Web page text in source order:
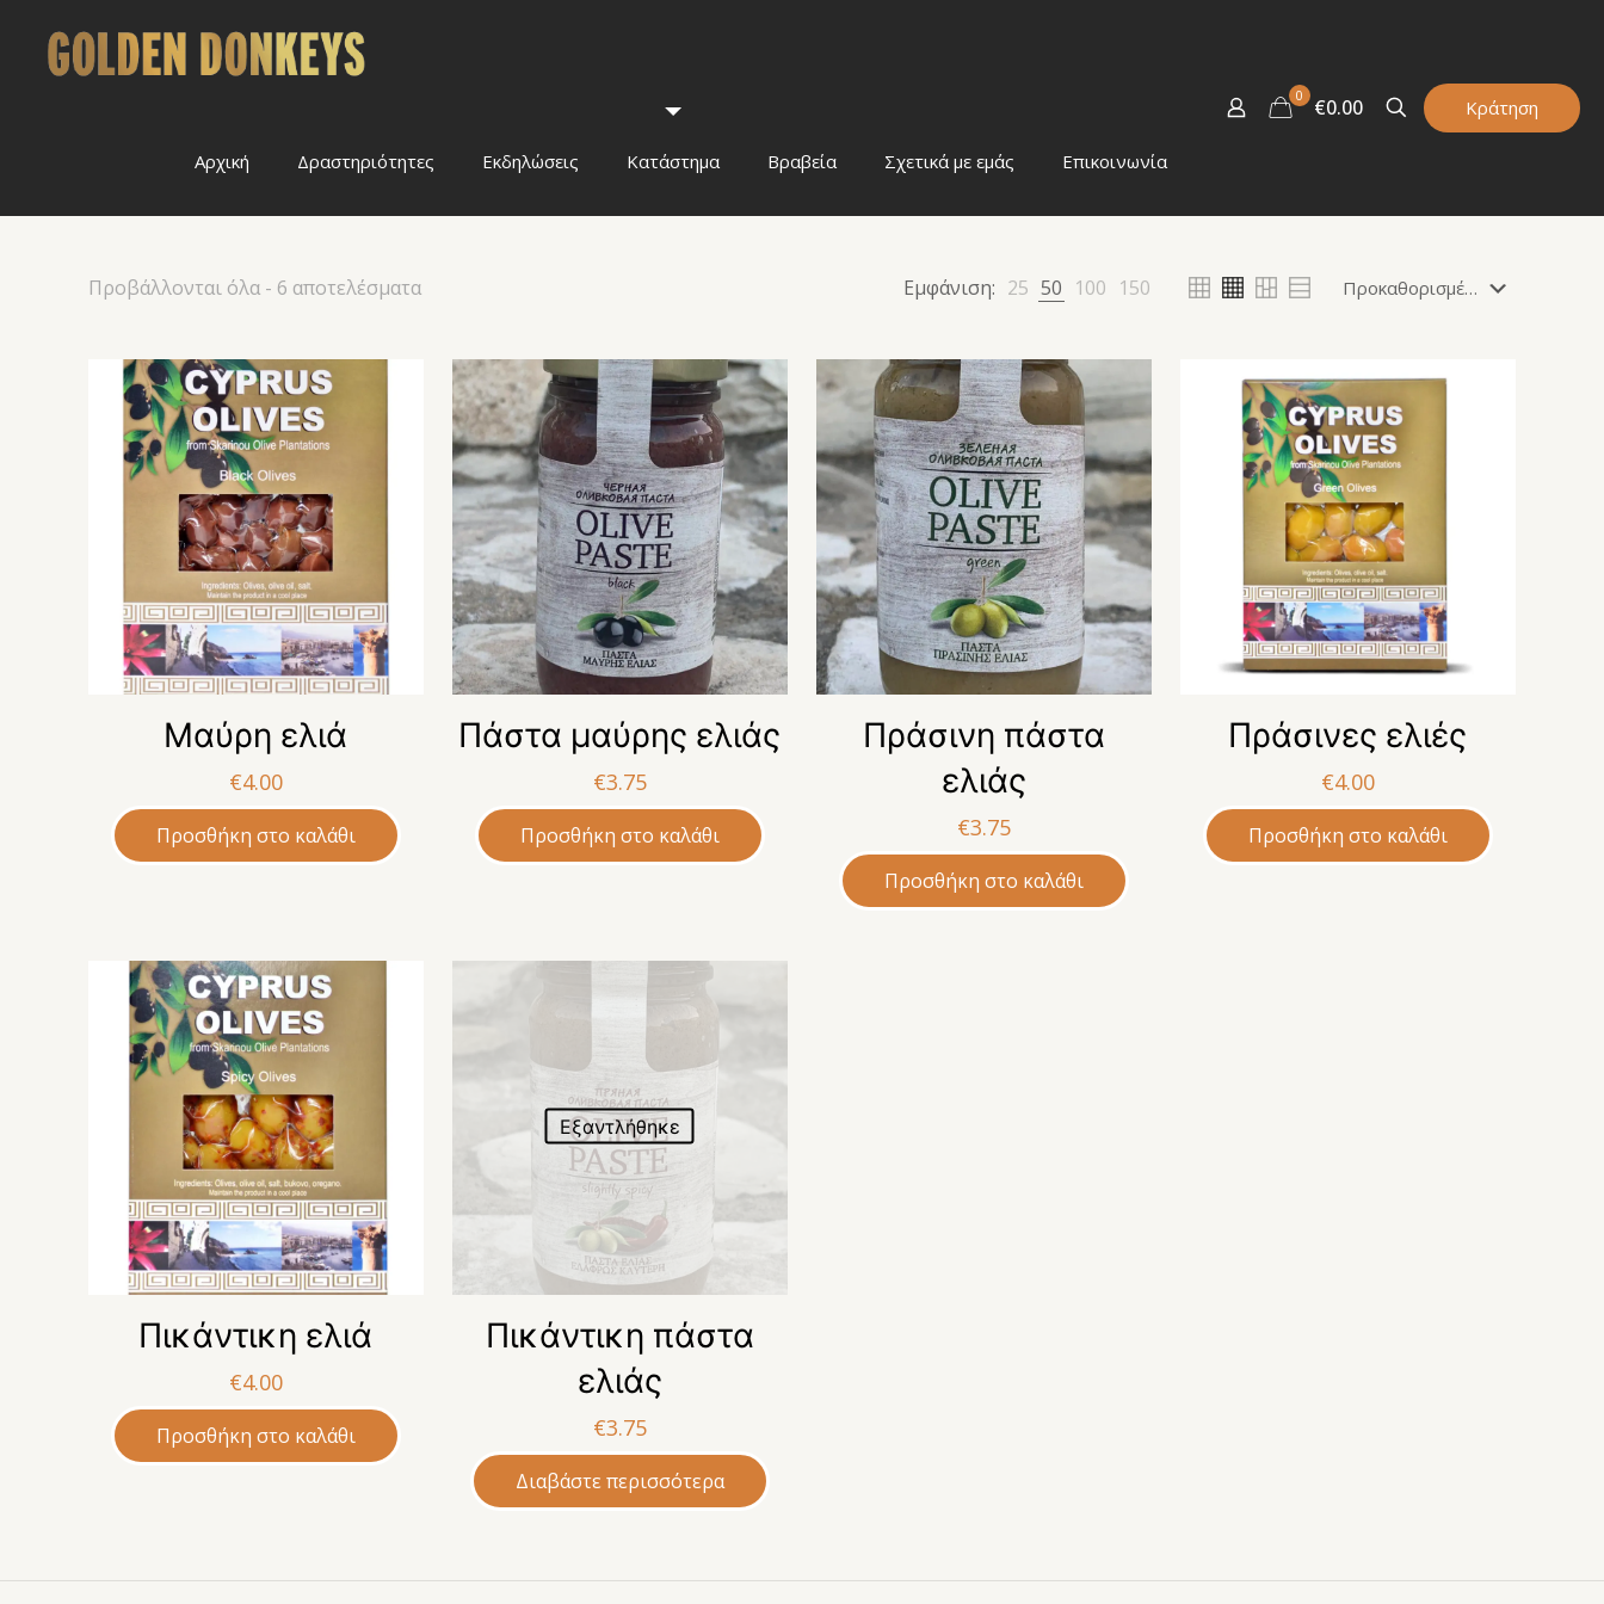
Αρχική Δραστηριότητες Εκδηλώσεις Κατάστημα Βραβεία Σχετικά με εμάς Επικοινωνία
0 €0.00 Κράτηση
Προβάλλονται όλα - 6 αποτελέσματα Εμφάνιση: 25 50 100 150
Μαύρη ελιά
€4.00
Προσθήκη στο καλάθι
Πάστα μαύρης ελιάς
€3.75
Προσθήκη στο καλάθι
Πράσινη πάστα
ελιάς
€3.75
Προσθήκη στο καλάθι
Πράσινες ελιές
€4.00
Προσθήκη στο καλάθι
Πικάντικη ελιά
€4.00
Προσθήκη στο καλάθι
Εξαντλήθηκε
Πικάντικη πάστα
ελιάς
€3.75
Διαβάστε περισσότερα